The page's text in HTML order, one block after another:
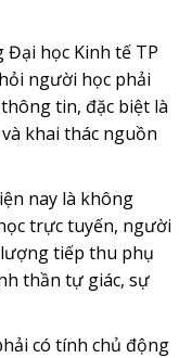
học Kinh tế TP
người học phải
tin, đặc biệt là
khai thác nguồn
nay là không
trực tuyến, người
tiếp thu phụ
thần tự giác, sự
có tính chủ động